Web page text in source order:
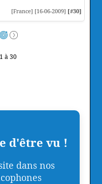
[France] [16-06-2009] [#30]
à 30
d'être vu !
dans nos